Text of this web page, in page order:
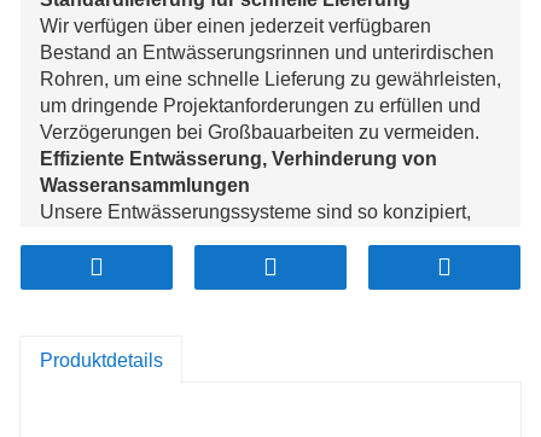
Wir verfügen über einen jederzeit verfügbaren
Bestand an Entwässerungsrinnen und unterirdischen
Rohren, um eine schnelle Lieferung zu gewährleisten,
um dringende Projektanforderungen zu erfüllen und
Verzögerungen bei Großbauarbeiten zu vermeiden.
Effiziente Entwässerung, Verhinderung von
Wasseransammlungen
Unsere Entwässerungssysteme sind so konzipiert,
effizient bewältigen und Überschwemmungen,
Staunässe und Verkehrsstörungen auch bei extremen
Umgebungen
Produktdetails